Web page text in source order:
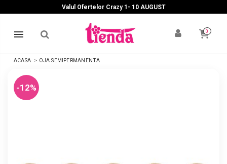
Valul Ofertelor Crazy 1- 10 AUGUST
0
ACASA OJA SEMIPERMANENTA
-12%